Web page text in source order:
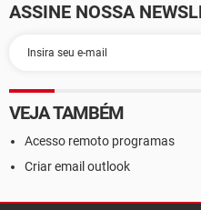
ASSINE NOSSA
VEJA TAMBÉM
Acesso remoto programas
Criar email outlook